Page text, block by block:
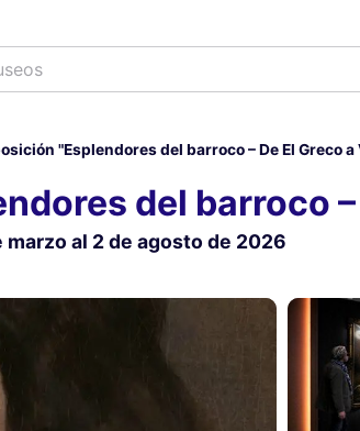
"Esplendores del barroco – De El Greco
del barroco
al 2 de agosto de 2026